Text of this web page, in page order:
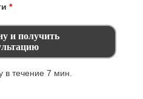
*
течение 7 мин.